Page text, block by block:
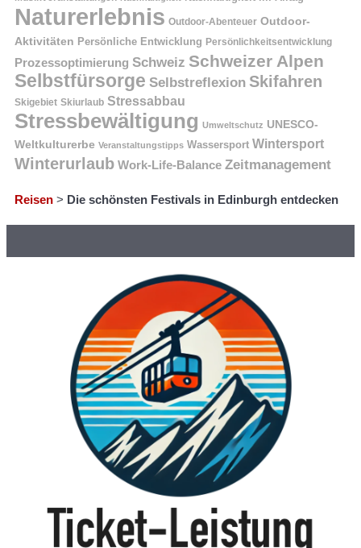
Naturerlebnis Outdoor-Abenteuer Outdoor-
Aktivitäten Persönliche Entwicklung Persönlichkeitsentwicklung
Prozessoptimierung Schweiz Schweizer Alpen
Selbstfürsorge Selbstreflexion Skifahren
Skigebiet Skiurlaub Stressabbau
Stressbewältigung Umweltschutz UNESCO-
Weltkulturerbe Veranstaltungstipps Wassersport Wintersport
Winterurlaub Work-Life-Balance Zeitmanagement
Reisen > Die schönsten Festivals in Edinburgh entdecken